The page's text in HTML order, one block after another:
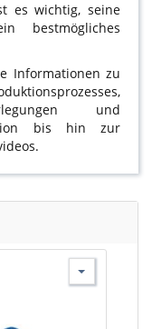
es wichtig, seine
bestmögliches
Informationen zu
und
bis hin zur